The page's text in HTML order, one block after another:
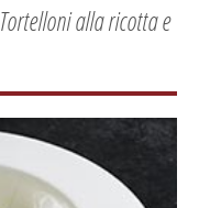
alla ricotta e